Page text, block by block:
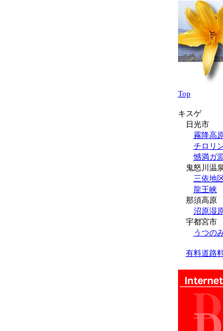
Top
キスゲ
日光市
霧降高
チロリ
憾満ガ淵
鬼怒川温
三依地
龍王峡
那須高原
沼原湿
宇都宮市
うつの
有料道路